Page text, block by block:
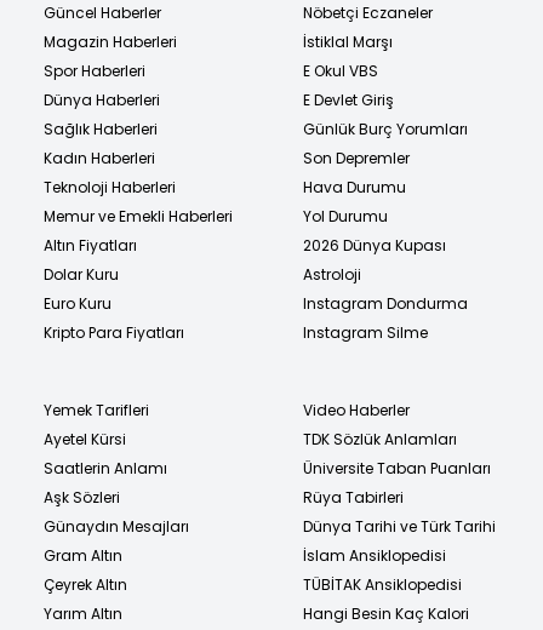
Güncel Haberler
Magazin Haberleri
Spor Haberleri
Dünya Haberleri
Sağlık Haberleri
Kadın Haberleri
Teknoloji Haberleri
Memur ve Emekli Haberleri
Altın Fiyatları
Dolar Kuru
Euro Kuru
Kripto Para Fiyatları
Nöbetçi Eczaneler
İstiklal Marşı
E Okul VBS
E Devlet Giriş
Günlük Burç Yorumları
Son Depremler
Hava Durumu
Yol Durumu
2026 Dünya Kupası
Astroloji
Instagram Dondurma
Instagram Silme
Yemek Tarifleri
Ayetel Kürsi
Saatlerin Anlamı
Aşk Sözleri
Günaydın Mesajları
Gram Altın
Çeyrek Altın
Yarım Altın
Video Haberler
TDK Sözlük Anlamları
Üniversite Taban Puanları
Rüya Tabirleri
Dünya Tarihi ve Türk Tarihi
İslam Ansiklopedisi
TÜBİTAK Ansiklopedisi
Hangi Besin Kaç Kalori